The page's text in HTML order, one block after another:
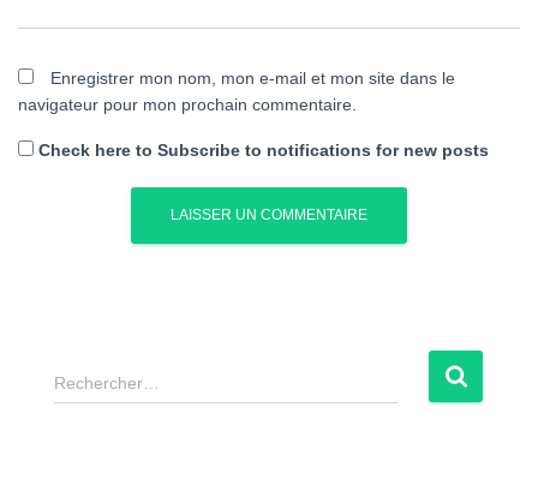
Enregistrer mon nom, mon e-mail et mon site dans le
navigateur pour mon prochain commentaire.
Check here to Subscribe to notifications for new posts
R
e
Rechercher…